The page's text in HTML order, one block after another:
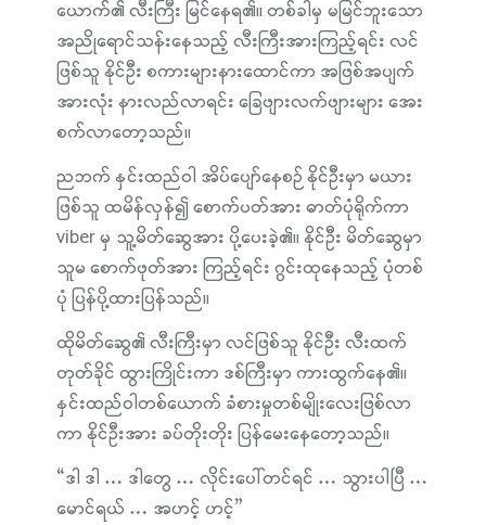
ယောက်၏ လီးကြီး မြင်နေရ၏။ တစ်ခါမှ မမြင်ဘူးသော
အညိုရောင်သန်းနေသည့် လီးကြီးအားကြည့်ရင်း လင်
ဖြစ်သူ နိုင်ဦး စကားများနားထောင်ကာ အဖြစ်အပျက်
အားလုံး နားလည်လာရင်း ခြေဖျားလက်ဖျားများ အေး
စက်လာတော့သည်။
ညဘက် နှင်းထည်ဝါ အိပ်ပျော်နေစဉ် နိုင်ဦးမှာ မယား
ဖြစ်သူ ထမိန်လှန်၍ စောက်ပတ်အား ဓာတ်ပုံရိုက်ကာ
viber မှ သူ့မိတ်ဆွေအား ပို့ပေးခဲ့၏။ နိုင်ဦး မိတ်ဆွေမှာ
သူမ စောက်ဖုတ်အား ကြည့်ရင်း ဂွင်းထုနေသည့် ပုံတစ်
ပုံ ပြန်ပို့ထားပြန်သည်။
ထိုမိတ်ဆွေ၏ လီးကြီးမှာ လင်ဖြစ်သူ နိုင်ဦး လီးထက်
တုတ်ခိုင် ထွားကြိုင်းကာ ဒစ်ကြီးမှာ ကားထွက်နေ၏။
နှင်းထည်ဝါတစ်ယောက် ခံစားမှုတစ်မျိုးလေးဖြစ်လာ
ကာ နိုင်ဦးအား ခပ်တိုးတိုး ပြန်မေးနေတော့သည်။
“ဒါ ဒါ … ဒါတွေ … လိုင်းပေါ်တင်ရင် … သွားပါပြီ …
မောင်ရယ် … အဟင့် ဟင့်”